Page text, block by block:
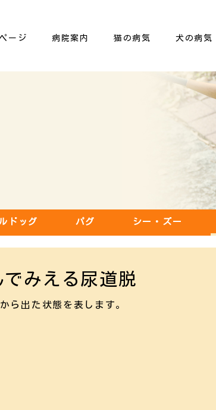
ージ 病院案内 猫の病気 犬の病気
ドッグ パグ シー・ズー
みえる尿道脱
ら出た状態を表します。